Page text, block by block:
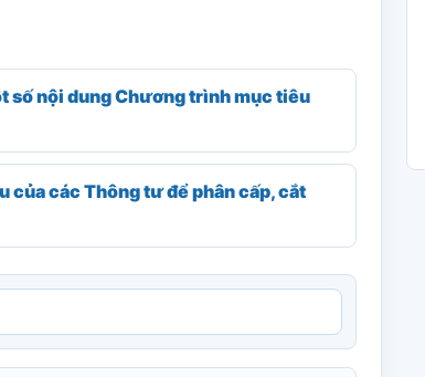
nội dung Chương trình mục tiêu
các Thông tư để phân cấp, cắt